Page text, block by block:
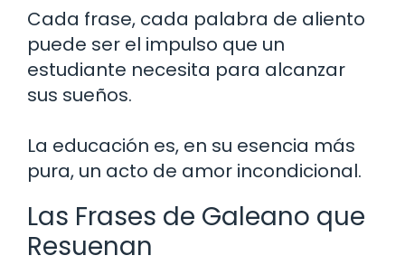
Cada frase, cada palabra de aliento
puede ser el impulso que un
estudiante necesita para alcanzar
sus sueños.
La educación es, en su esencia más
pura, un acto de amor incondicional.
Las Frases de Galeano que
Resuenan